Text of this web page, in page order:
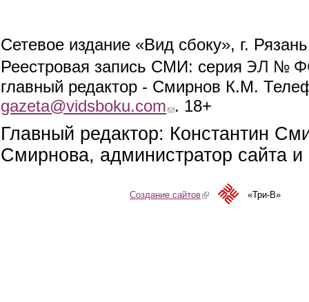
Сетевое издание «Вид сбоку», г.
Реестровая запись СМИ: серия ЭЛ №
главный редактор - Смирнов К.М.
gazeta@vidsboku.com (link sends e-mail)
. 18+
Главный редактор: Константин
Смирнова, администратор сайта
Создание сайтов(link is external)«Три-В»